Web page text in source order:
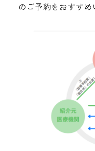
のご予約をおすすめ